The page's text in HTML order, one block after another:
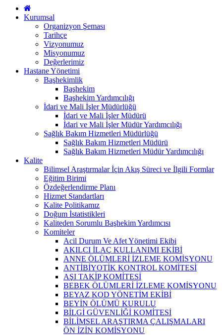
Kurumsal
Organizyon Şeması
Tarihçe
Vizyonumuz
Misyonumuz
Değerlerimiz
Hastane Yönetimi
Başhekimlik
Başhekim
Başhekim Yardımcılığı
İdari ve Mali İşler Müdürlüğü
İdari ve Mali İşler Müdürü
İdari ve Mali İşler Müdür Yardımcılığı
Sağlık Bakım Hizmetleri Müdürlüğü
Sağlık Bakım Hizmetleri Müdürü
Sağlık Bakım Hizmetleri Müdür Yardımcılığı
Kalite
Bilimsel Araştırmalar İçin Akış Süreci ve İlgili Formlar
Eğitim Birimi
Özdeğerlendirme Planı
Hizmet Standartları
Kalite Politikamız
Doğum İstatistikleri
Kaliteden Sorumlu Başhekim Yardımcısı
Komiteler
Acil Durum Ve Afet Yönetimi Ekibi
AKILCI İLAÇ KULLANIMI EKİBİ
ANNE ÖLÜMLERİ İZLEME KOMİSYONU
ANTİBİYOTİK KONTROL KOMİTESİ
AŞI TAKİP KOMİTESİ
BEBEK ÖLÜMLERİ İZLEME KOMİSYONU
BEYAZ KOD YÖNETİM EKİBİ
BEYİN ÖLÜMÜ KURULU
BİLGİ GÜVENLİĞİ KOMİTESİ
BİLİMSEL ARAŞTIRMA ÇALIŞMALARI
ÖN İZİN KOMİSYONU